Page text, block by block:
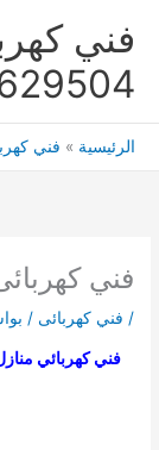
فني
66629504 /
الرئيسية فني
فني
/ فني كهربائى /